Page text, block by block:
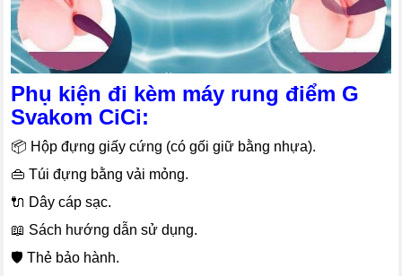
Phụ kiện đi kèm máy rung điểm G
Svakom CiCi:
📦 Hộp đựng giấy cứng (có gối giữ bằng nhựa).
👜 Túi đựng bằng vải mỏng.
🔌 Dây cáp sạc.
📖 Sách hướng dẫn sử dụng.
🛡 Thẻ bảo hành.